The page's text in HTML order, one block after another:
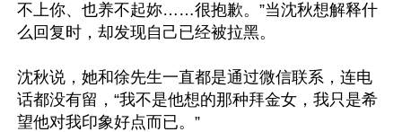
不上你、也养不起妳……很抱歉。”当沈秋想解释什
么回复时，却发现自己已经被拉黑。
沈秋说，她和徐先生一直都是通过微信联系，连电
话都没有留，“我不是他想的那种拜金女，我只是希
望他对我印象好点而已。”